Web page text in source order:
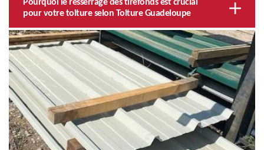
Pourquoi le resserrage des tirefonds est crucial
pour votre toiture selon Toiture Guadeloupe